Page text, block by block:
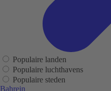
Populaire landen
Populaire luchthavens
Populaire steden
Bahrein